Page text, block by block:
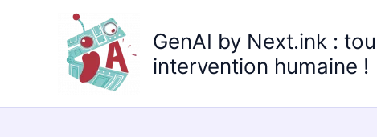
GenAI by Next.ink :
intervention humaine !